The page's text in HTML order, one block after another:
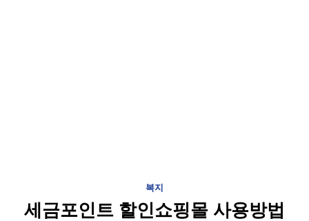
복지
세금포인트 할인쇼핑몰 사용방법